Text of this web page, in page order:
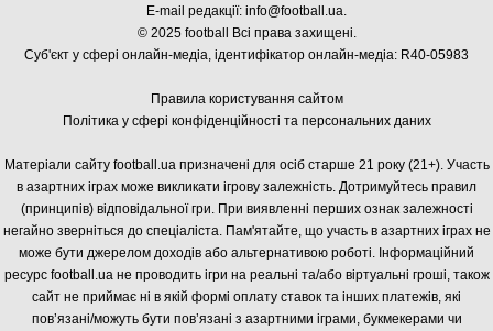
E-mail редакції: info@football.ua.
© 2025 football Всі права захищені.
Суб'єкт у сфері онлайн-медіа, ідентифікатор онлайн-медіа: R40-05983
Правила користування сайтом
Політика у сфері конфіденційності та персональних даних
Матеріали сайту football.ua призначені для осіб старше 21 року (21+). Участь
в азартних іграх може викликати ігрову залежність. Дотримуйтесь правил
(принципів) відповідальної гри. При виявленні перших ознак залежності
негайно зверніться до спеціаліста. Пам'ятайте, що участь в азартних іграх не
може бути джерелом доходів або альтернативою роботі. Інформаційний
ресурс football.ua не проводить ігри на реальні та/або віртуальні гроші, також
сайт не приймає ні в якій формі оплату ставок та інших платежів, які
пов’язані/можуть бути пов’язані з азартними іграми, букмекерами чи